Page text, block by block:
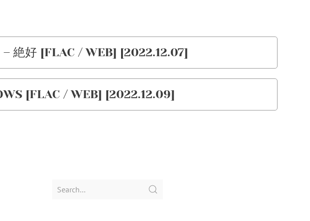
– 絶好 [FLAC / WEB] [2022.12.07]
[FLAC / WEB] [2022.12.09]
Search